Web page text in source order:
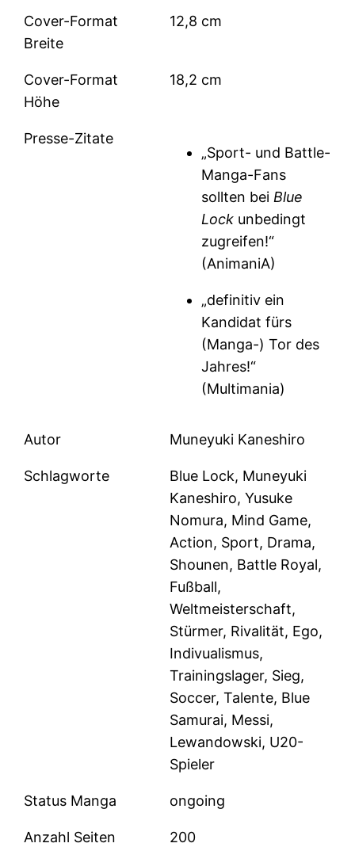
Cover-Format
Breite
12,8 cm
Cover-Format
Höhe
18,2 cm
Presse-Zitate
„Sport- und Battle-
Manga-Fans
sollten bei Blue
Lock unbedingt
zugreifen!“
(AnimaniA)
„definitiv ein
Kandidat fürs
(Manga-) Tor des
Jahres!“
(Multimania)
Autor Muneyuki Kaneshiro
Schlagworte
Blue Lock, Muneyuki
Kaneshiro, Yusuke
Nomura, Mind Game,
Action, Sport, Drama,
Shounen, Battle Royal,
Fußball,
Weltmeisterschaft,
Stürmer, Rivalität, Ego,
Indivualismus,
Trainingslager, Sieg,
Soccer, Talente, Blue
Samurai, Messi,
Lewandowski, U20-
Spieler
Status Manga ongoing
Anzahl Seiten 200